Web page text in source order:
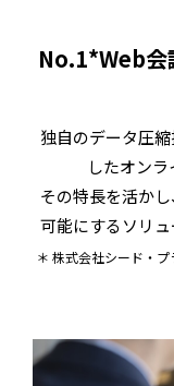
No.1*Web会
独自のデータ圧
したオン
その特長を活か
可能にするソリュ
＊ 株式会社シード・